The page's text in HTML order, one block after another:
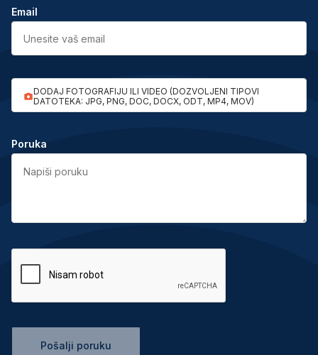
Email
DODAJ FOTOGRAFIJU ILI VIDEO (DOZVOLJENI TIPOVI
DATOTEKA: JPG, PNG, DOC, DOCX, ODT, MP4, MOV)
Poruka